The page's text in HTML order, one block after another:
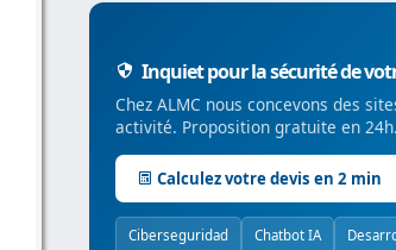
Inquiet pour la sécurité de
Chez ALMC nous concevons des
activité. Proposition gratuite en 24h.
Calculez votre devis en 2 min
Ciberseguridad Chatbot IA